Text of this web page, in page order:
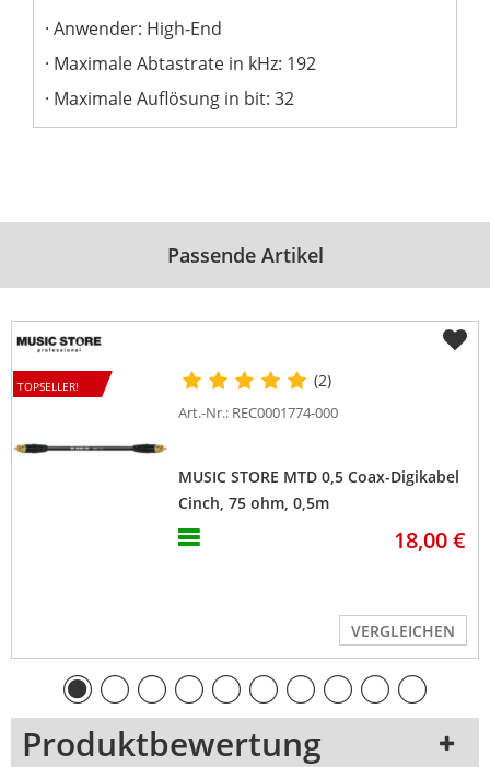
Anwender: High-End
Maximale Abtastrate in kHz: 192
Maximale Auflösung in bit: 32
Passende Artikel
TOPSELLER! (2)
Art.-Nr.: REC0001774-000
MUSIC STORE MTD 0,5 Coax-Digikabel
Cinch, 75 ohm, 0,5m
18,00 €
VERGLEICHEN
Produktbewertung